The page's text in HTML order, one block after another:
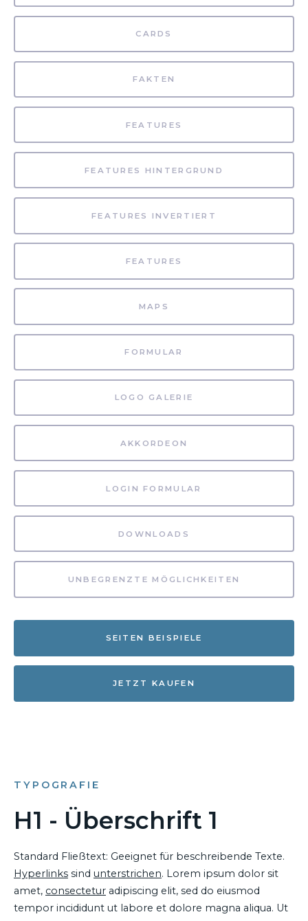
CARDS
FAKTEN
FEATURES
FEATURES HINTERGRUND
FEATURES INVERTIERT
FEATURES
MAPS
FORMULAR
LOGO GALERIE
AKKORDEON
LOGIN FORMULAR
DOWNLOADS
UNBEGRENZTE MÖGLICHKEITEN
SEITEN BEISPIELE
JETZT KAUFEN
TYPOGRAFIE
H1 - Überschrift 1
Standard Fließtext: Geeignet für beschreibende Texte.
Hyperlinks sind unterstrichen. Lorem ipsum dolor sit
amet, consectetur adipiscing elit, sed do eiusmod
tempor incididunt ut labore et dolore magna aliqua. Ut